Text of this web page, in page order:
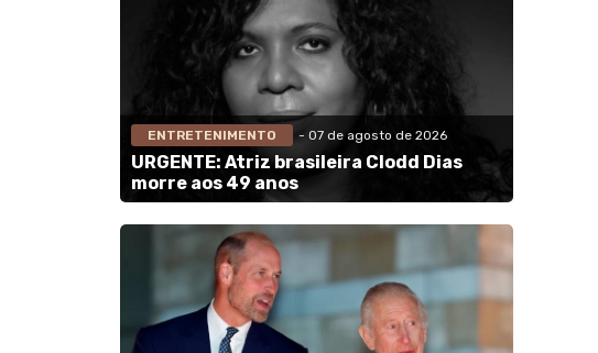
ENTRETENIMENTO - 07 de agosto de 2026
URGENTE: Atriz brasileira Clodd Dias
morre aos 49 anos